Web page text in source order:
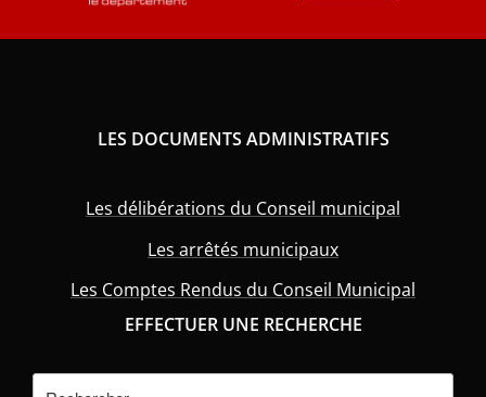
LES DOCUMENTS ADMINISTRATIFS
Les délibérations du Conseil municipal
Les arrêtés municipaux
Les Comptes Rendus du Conseil Municipal
EFFECTUER UNE RECHERCHE